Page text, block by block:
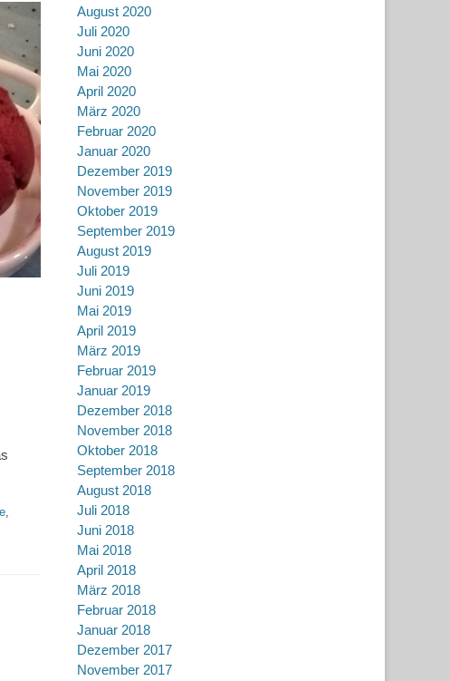
August 2020
Juli 2020
Juni 2020
Mai 2020
April 2020
März 2020
Februar 2020
Januar 2020
Dezember 2019
November 2019
Oktober 2019
September 2019
August 2019
Juli 2019
Juni 2019
Mai 2019
April 2019
März 2019
Februar 2019
Januar 2019
Dezember 2018
November 2018
Oktober 2018
September 2018
August 2018
Juli 2018
Juni 2018
Mai 2018
April 2018
März 2018
Februar 2018
Januar 2018
Dezember 2017
November 2017